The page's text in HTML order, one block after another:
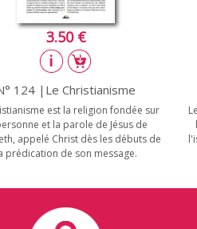
3.50 €
124 |Le Christianisme
est la religion fondée sur
et la parole de Jésus de
appelé Christ dès les débuts de
prédication de son message.